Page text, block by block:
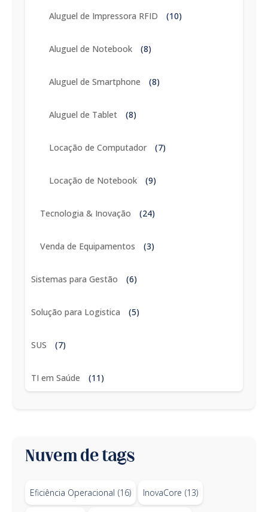
Aluguel de Impressora RFID (10)
Aluguel de Notebook (8)
Aluguel de Smartphone (8)
Aluguel de Tablet (8)
Locação de Computador (7)
Locação de Notebook (9)
Tecnologia & Inovação (24)
Venda de Equipamentos (3)
Sistemas para Gestão (6)
Solução para Logistica (5)
SUS (7)
TI em Saúde (11)
Nuvem de tags
Eficiência Operacional (16) InovaCore (13)